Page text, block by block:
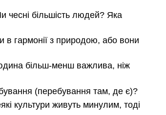
чесні більшість людей? Яка
гармонії з природою, або вони
більш-менш важлива, ніж
(перебування там, де є)?
культури живуть минулим, тоді